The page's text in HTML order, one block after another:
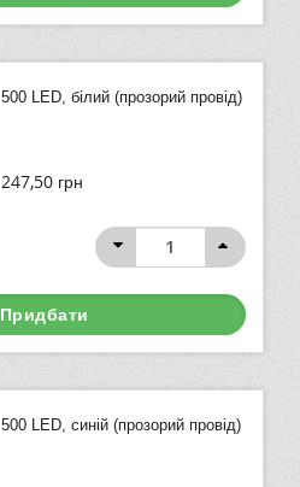
500 LED, білий (прозорий провід)
247,50 грн
Придбати
500 LED, синій (прозорий провід)